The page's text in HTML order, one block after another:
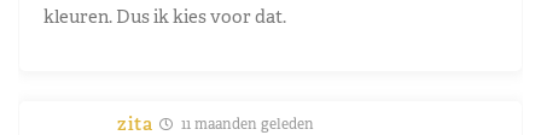
kleuren. Dus ik kies voor dat.
zita 11 maanden geleden